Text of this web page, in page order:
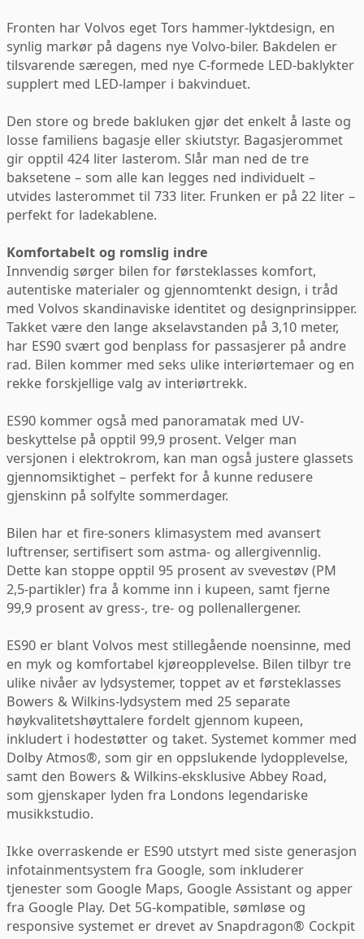
Fronten har Volvos eget Tors hammer-lyktdesign, en
synlig markør på dagens nye Volvo-biler. Bakdelen er
tilsvarende særegen, med nye C-formede LED-baklykter
supplert med LED-lamper i bakvinduet.
Den store og brede bakluken gjør det enkelt å laste og
losse familiens bagasje eller skiutstyr. Bagasjerommet
gir opptil 424 liter lasterom. Slår man ned de tre
baksetene – som alle kan legges ned individuelt –
utvides lasterommet til 733 liter. Frunken er på 22 liter –
perfekt for ladekablene.
Komfortabelt og romslig indre
Innvendig sørger bilen for førsteklasses komfort,
autentiske materialer og gjennomtenkt design, i tråd
med Volvos skandinaviske identitet og designprinsipper.
Takket være den lange akselavstanden på 3,10 meter,
har ES90 svært god benplass for passasjerer på andre
rad. Bilen kommer med seks ulike interiørtemaer og en
rekke forskjellige valg av interiørtrekk.
ES90 kommer også med panoramatak med UV-
beskyttelse på opptil 99,9 prosent. Velger man
versjonen i elektrokrom, kan man også justere glassets
gjennomsiktighet – perfekt for å kunne redusere
gjenskinn på solfylte sommerdager.
Bilen har et fire-soners klimasystem med avansert
luftrenser, sertifisert som astma- og allergivennlig.
Dette kan stoppe opptil 95 prosent av svevestøv (PM
2,5-partikler) fra å komme inn i kupeen, samt fjerne
99,9 prosent av gress-, tre- og pollenallergener.
ES90 er blant Volvos mest stillegående noensinne, med
en myk og komfortabel kjøreopplevelse. Bilen tilbyr tre
ulike nivåer av lydsystemer, toppet av et førsteklasses
Bowers & Wilkins-lydsystem med 25 separate
høykvalitetshøyttalere fordelt gjennom kupeen,
inkludert i hodestøtter og taket. Systemet kommer med
Dolby Atmos®, som gir en oppslukende lydopplevelse,
samt den Bowers & Wilkins-eksklusive Abbey Road,
som gjenskaper lyden fra Londons legendariske
musikkstudio.
Ikke overraskende er ES90 utstyrt med siste generasjon
infotainmentsystem fra Google, som inkluderer
tjenester som Google Maps, Google Assistant og apper
fra Google Play. Det 5G-kompatible, sømløse og
responsive systemet er drevet av Snapdragon® Cockpit